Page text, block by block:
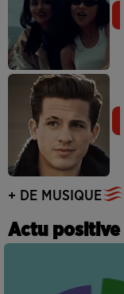
+ DE MUSIQUE
Actu positive